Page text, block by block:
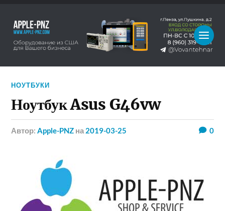
НОУТБУКИ
Ноутбук Asus G46vw
Автор:Apple-PNZ на 2019-03-25 0